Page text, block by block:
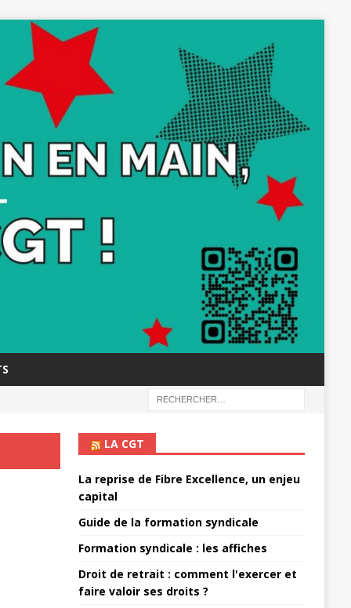
LA CGT
La reprise de Fibre Excellence, un enjeu
capital
Guide de la formation syndicale
Formation syndicale : les affiches
Droit de retrait : comment l'exercer et
faire valoir ses droits ?